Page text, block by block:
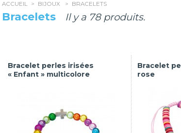
ACCUEIL > BIJOUX > BRACELETS
Bracelets Il y a 78 produits.
Bracelet perles irisées
« Enfant » multicolore
Bracelet
rose